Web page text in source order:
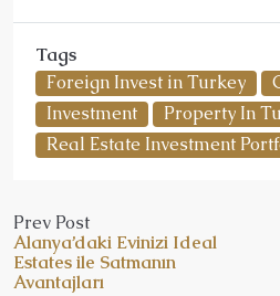
Tags
Foreign Invest in Turkey
Investment
Property In
Real Estate Investment
Prev Post
Alanya’daki Evinizi Ideal
Estates ile Satmanın
Avantajları